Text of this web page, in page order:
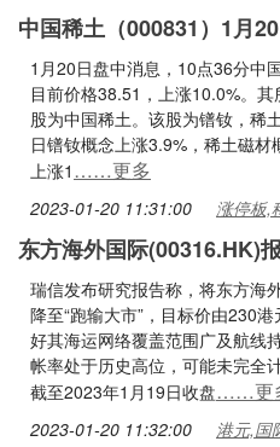
中国稀土（000831）1月
1月20日盘中消息，10点36分中
目前价格38.51，上涨10.0%。
股为中国稀土。该股为镨钕，稀
日镨钕概念上涨3.9%，稀土磁
上涨1 ……更多
2023-01-20 11:31:00 涨停板,
东方海外国际(00316.HK)
瑞信发布研究报告称，将东方海
降至“跑输大市”，目标价由230
好其海运网络覆盖范围广及航线
帐率处于历史高位，可能未完全
截至2023年1月19日收盘……更
2023-01-20 11:32:00 港元,国